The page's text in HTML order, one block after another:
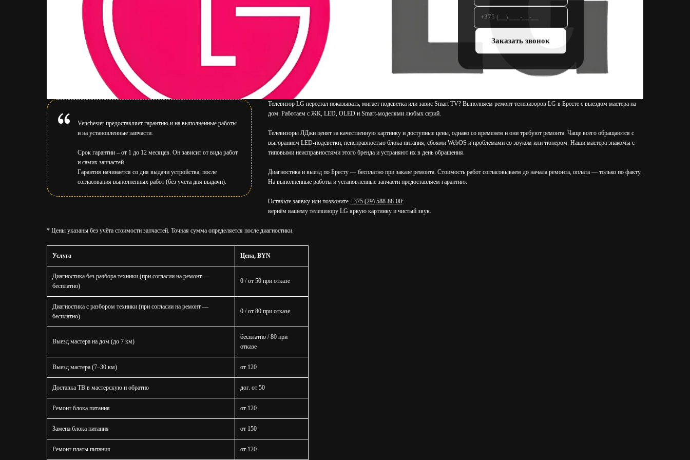
Заказать звонок
Venchester предоставляет гарантию и на выполненные работы
и на установленные запчасти.
Срок гарантии – от 1 до 12 месяцев. Он зависит от вида работ
и самих запчастей.
Гарантия начинается со дня выдачи устройства, после
согласования выполненных работ (без учета дня выдачи).
Телевизор LG перестал показывать, мигает подсветка или завис Smart TV? Выполняем ремонт телевизоров LG в Бресте с выездом мастера на
дом. Работаем с ЖК, LED, OLED и Smart-моделями любых серий.
Телевизоры ЛДжи ценят за качественную картинку и доступные цены, однако со временем и они требуют ремонта. Чаще всего обращаются с
выгоранием LED-подсветки, неисправностью блока питания, сбоями WebOS и проблемами со звуком или тюнером. Наши мастера знакомы с
типовыми неисправностями этого бренда и устраняют их в день обращения.
Диагностика и выезд по Бресту — бесплатно при заказе ремонта. Стоимость работ согласовываем до начала ремонта, оплата — только по факту.
На выполненные работы и установленные запчасти предоставляем гарантию.
Оставьте заявку или позвоните+375 (29) 588-88-00:
вернём вашему телевизору LG яркую картинку и чистый звук.
* Цены указаны без учёта стоимости запчастей. Точная сумма определяется после диагностики.
Услуга Цена, BYN
Диагностика без разбора техники (при согласии на ремонт —
бесплатно)
0 / от 50 при отказе
Диагностика с разбором техники (при согласии на ремонт —
бесплатно)
0 / от 80 при отказе
Выезд мастера на дом (до 7 км)
бесплатно / 80 при
отказе
Выезд мастера (7–30 км) от 120
Доставка ТВ в мастерскую и обратно дог. от 50
Ремонт блока питания от 120
Замена блока питания от 150
Ремонт платы питания от 120